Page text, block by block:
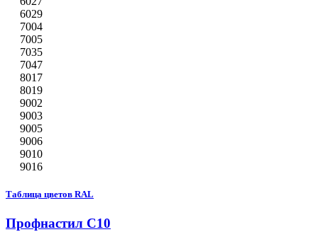
6029
7004
7005
7035
7047
8017
8019
9002
9003
9005
9006
9010
9016
Таблица цветов RAL
Профнастил С10